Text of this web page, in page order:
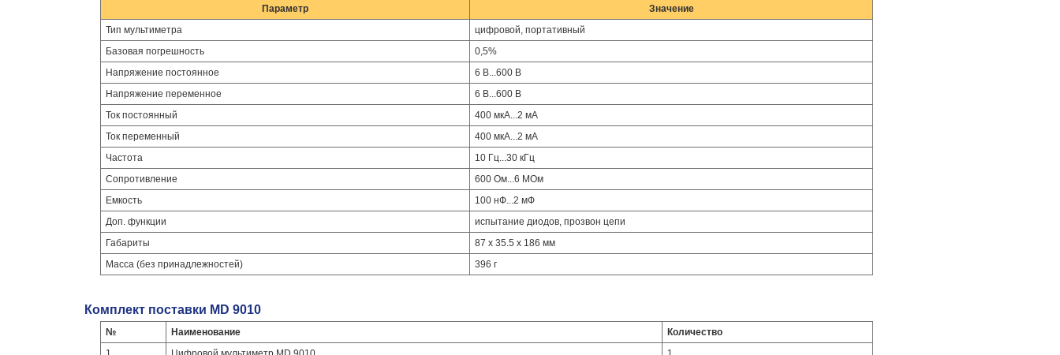
Параметр
Значение
Тип мультиметра
цифровой, портативный
Базовая погрешность
0,5%
Напряжение постоянное
6 В...600 В
Напряжение переменное
6 В...600 В
Ток постоянный
400 мкА...2 мА
Ток переменный
400 мкА...2 мА
Частота
10 Гц...30 кГц
Сопротивление
600 Ом...6 МОм
Емкость
100 нФ...2 мФ
Доп. функции
испытание диодов, прозвон цепи
Габариты
87 х 35.5 х 186 мм
Масса (без принадлежностей)
396 г
Комплект поставки MD 9010
№ Наименование
Количество